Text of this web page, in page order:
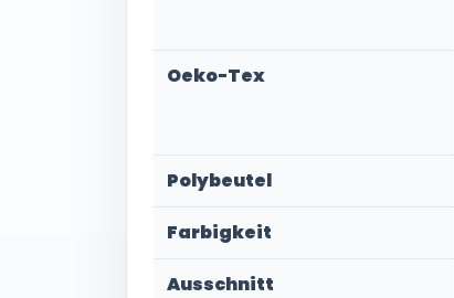
Oeko-Tex
Polybeutel
Farbigkeit
Ausschnitt